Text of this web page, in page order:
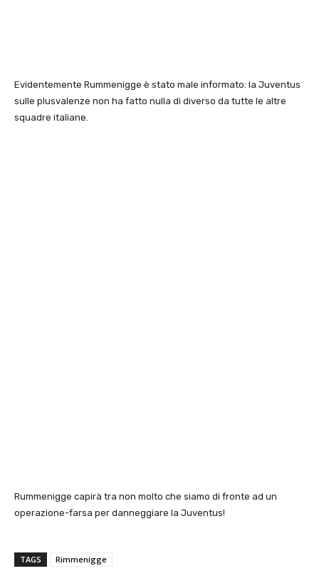
Evidentemente Rummenigge è stato male informato: la Juventus
sulle plusvalenze non ha fatto nulla di diverso da tutte le altre
squadre italiane.
Rummenigge capirà tra non molto che siamo di fronte ad un
operazione-farsa per danneggiare la Juventus!
TAGS Rimmenigge